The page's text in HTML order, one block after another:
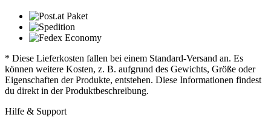
* Diese Lieferkosten fallen bei einem Standard-Versand an. Es
können weitere Kosten, z. B. aufgrund des Gewichts, Größe oder
Eigenschaften der Produkte, entstehen. Diese Informationen findest
du direkt in der Produktbeschreibung.
Hilfe & Support